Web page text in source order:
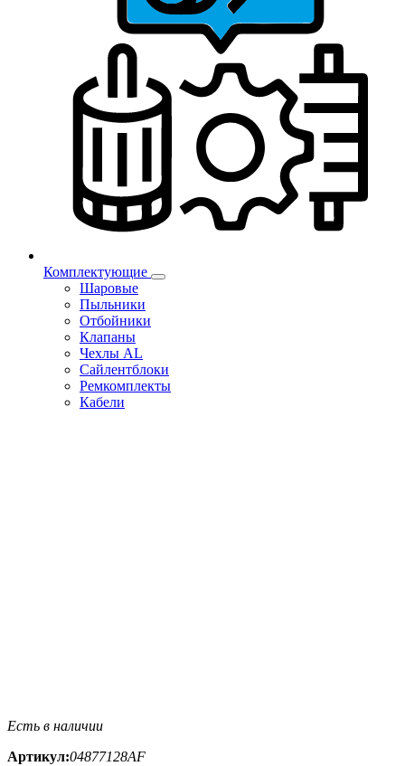
Комплектующие
Шаровые
Пыльники
Отбойники
Клапаны
Чехлы AL
Сайлентблоки
Ремкомплекты
Кабели
Есть в наличии
Артикул:04877128AF